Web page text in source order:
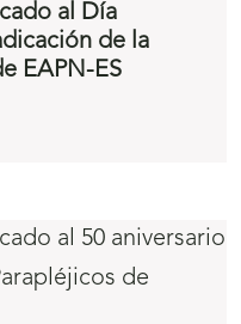
al Día
de la
EAPN-ES